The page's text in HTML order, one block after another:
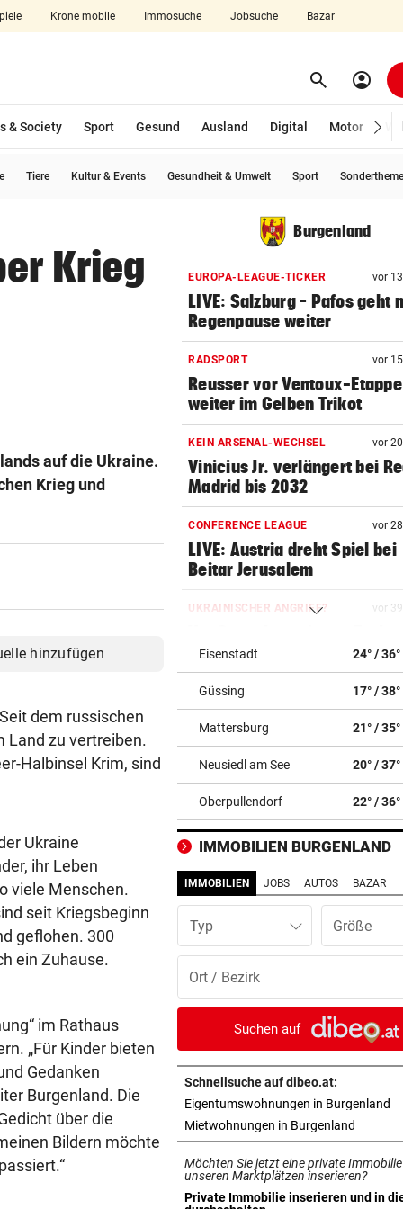
Krone mobile Immosuche Jobsuche Bazar
aufklappen search Suchen
account_circle
& Society Sport Gesund Ausland Digital Motor
Tiere Kultur & Events Gesundheit & Umwelt Sport
Krieg
auf die Ukraine.
Krieg und
hinzufügen
dem russischen
Land zu vertreiben.
Halbinsel Krim, sind
Ukraine
ihr Leben
viele Menschen.
seit Kriegsbeginn
geflohen. 300
ein Zuhause.
im Rathaus
„Für Kinder bieten
Gedanken
Burgenland. Die
über die
Bildern möchte
Burgenland
EUROPA-LEAGUE-TICKER vor
LIVE: Salzburg – Pafos geht
Regenpause weiter
RADSPORT vor
Reusser vor Ventoux-Etappe
weiter im Gelben Trikot
KEIN ARSENAL-WECHSEL vor
Vinicius Jr. verlängert bei
Madrid bis 2032
CONFERENCE LEAGUE vor
LIVE: Austria dreht Spiel bei
Beitar Jerusalem
UKRAINISCHER ANGRIFF? vor
Ölkatastrophe droht
„VERSTEHE ICH NICHT“ vor
ÖFB-Kicker Wimmer packt
Morddrohungen aus
vor
Spanien-Star Rodri vor
zum FC Barcelona
2 JAHRE LANG GETESTET
Drei Steirer tüfteln an der
Boxershort
und stockfinster“
CONFERENCE LEAGUE vor 2
Später Doppelschlag fixiert
Rapid-Sieg in Estland
60 MILLIONEN € SCHADEN vor 2
Warten auf Hitze-Hilfen der
Regierung geht weiter
Eisenstadt 24° / 36°
Güssing 17° / 38°
Mattersburg 21° / 35°
Neusiedl am See 20° / 37°
Oberpullendorf 22° / 36°
IMMOBILIEN BURGENLAND
IMMOBILIEN JOBS AUTOS BAZAR
Typ
Suchen auf
Schnellsuche auf dibeo.at:
Eigentumswohnungen in Burgenland
Mietwohnungen in Burgenland
Möchten Sie jetzt eine private
unseren Marktplätzen inserieren?
Private Immobilie inserieren und in